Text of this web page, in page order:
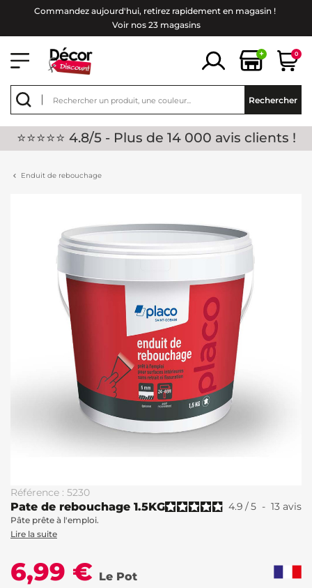
Commandez aujourd'hui, retirez rapidement en magasin !
Voir nos 23 magasins
+ 0
Rechercher
⭐⭐⭐⭐⭐ 4.8/5 - Plus de 14 000 avis clients !
Enduit de rebouchage
Référence : 5230
Pate de rebouchage 1.5KG 4.9 /5 - 13 avis
Pâte prête à l'emploi.
Lire la suite
6,99 € Le Pot